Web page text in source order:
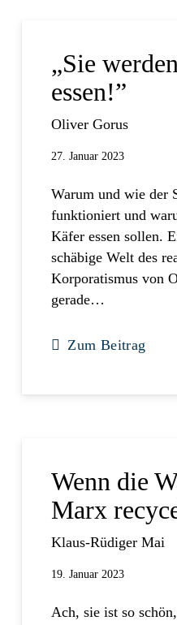
„Sie
essen!”
Oliver Gorus
27. Januar 2023
Warum und wie der
funktioniert und
Käfer essen sollen.
schäbige Welt des
Korporatismus von
gerade…
Zum Beitrag
Wenn die
Marx
Klaus-Rüdiger Mai
19. Januar 2023
Ach, sie ist so